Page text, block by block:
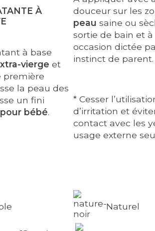
À
à base
vierge et
première
la peau des
un fini
bébé.
douceur sur les
peau saine ou
sortie de bain et
occasion dictée
instinct de parent.
* Cesser
d’irritation et
contact avec les
usage externe
Naturel